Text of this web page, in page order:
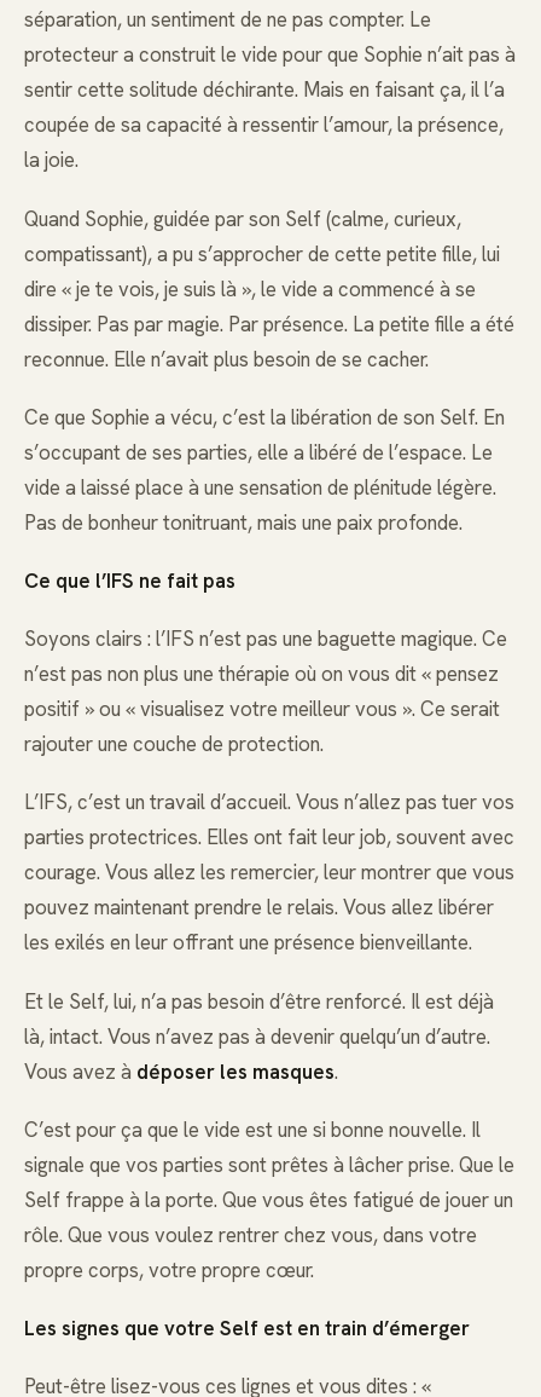
séparation, un sentiment de ne pas compter. Le
protecteur a construit le vide pour que Sophie n’ait pas à
sentir cette solitude déchirante. Mais en faisant ça, il l’a
coupée de sa capacité à ressentir l’amour, la présence,
la joie.
Quand Sophie, guidée par son Self (calme, curieux,
compatissant), a pu s’approcher de cette petite fille, lui
dire « je te vois, je suis là », le vide a commencé à se
dissiper. Pas par magie. Par présence. La petite fille a été
reconnue. Elle n’avait plus besoin de se cacher.
Ce que Sophie a vécu, c’est la libération de son Self. En
s’occupant de ses parties, elle a libéré de l’espace. Le
vide a laissé place à une sensation de plénitude légère.
Pas de bonheur tonitruant, mais une paix profonde.
Ce que l’IFS ne fait pas
Soyons clairs : l’IFS n’est pas une baguette magique. Ce
n’est pas non plus une thérapie où on vous dit « pensez
positif » ou « visualisez votre meilleur vous ». Ce serait
rajouter une couche de protection.
L’IFS, c’est un travail d’accueil. Vous n’allez pas tuer vos
parties protectrices. Elles ont fait leur job, souvent avec
courage. Vous allez les remercier, leur montrer que vous
pouvez maintenant prendre le relais. Vous allez libérer
les exilés en leur offrant une présence bienveillante.
Et le Self, lui, n’a pas besoin d’être renforcé. Il est déjà
là, intact. Vous n’avez pas à devenir quelqu’un d’autre.
Vous avez à déposer les masques.
C’est pour ça que le vide est une si bonne nouvelle. Il
signale que vos parties sont prêtes à lâcher prise. Que le
Self frappe à la porte. Que vous êtes fatigué de jouer un
rôle. Que vous voulez rentrer chez vous, dans votre
propre corps, votre propre cœur.
Les signes que votre Self est en train d’émerger
Peut-être lisez-vous ces lignes et vous dites : «